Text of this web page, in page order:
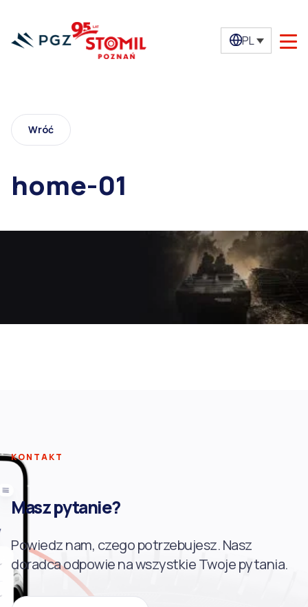
PL
Wróć
home-01
KONTAKT
Masz pytanie?
Powiedz nam, czego potrzebujesz. Nasz
doradca odpowie na wszystkie Twoje pytania.